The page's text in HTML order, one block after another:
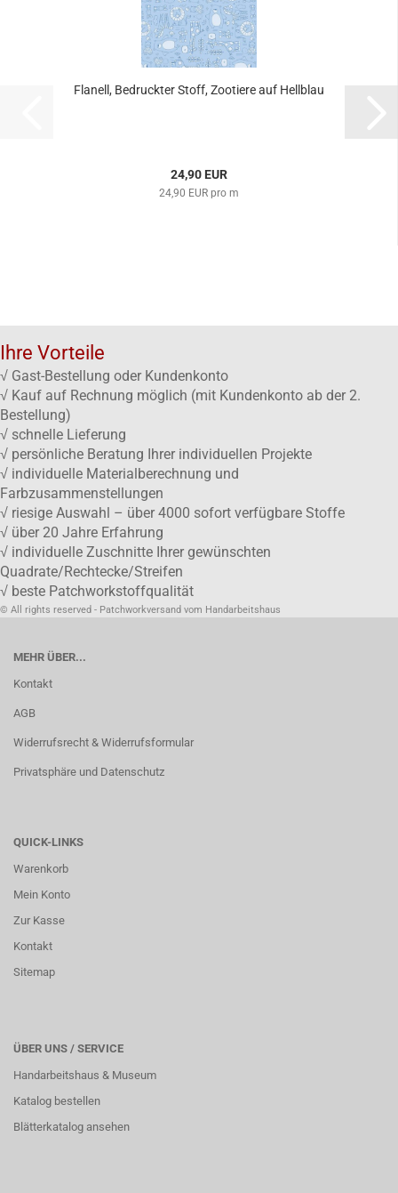
Flanell, Bedruckter Stoff, Zootiere auf Hellblau
24,90 EUR
24,90 EUR pro m
Ihre Vorteile
√ Gast-Bestellung oder Kundenkonto
√ Kauf auf Rechnung möglich (mit Kundenkonto ab der 2.
Bestellung)
√ schnelle Lieferung
√ persönliche Beratung Ihrer individuellen Projekte
√ individuelle Materialberechnung und
Farbzusammenstellungen
√ riesige Auswahl – über 4000 sofort verfügbare Stoffe
√ über 20 Jahre Erfahrung
√ individuelle Zuschnitte Ihrer gewünschten
Quadrate/Rechtecke/Streifen
√ beste Patchworkstoffqualität
© All rights reserved - Patchworkversand vom Handarbeitshaus
MEHR ÜBER...
Kontakt
AGB
Widerrufsrecht & Widerrufsformular
Privatsphäre und Datenschutz
QUICK-LINKS
Warenkorb
Mein Konto
Zur Kasse
Kontakt
Sitemap
ÜBER UNS / SERVICE
Handarbeitshaus & Museum
Katalog bestellen
Blätterkatalog ansehen